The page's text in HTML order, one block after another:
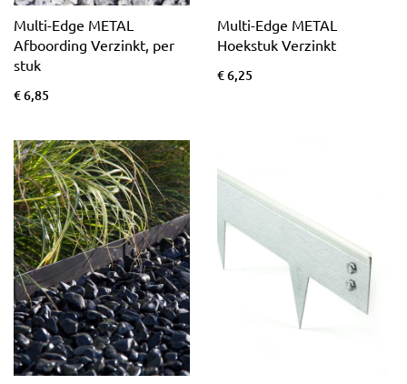
Multi-Edge METAL
Afboording Verzinkt, per
stuk
€ 6,85
Multi-Edge METAL
Hoekstuk Verzinkt
€ 6,25